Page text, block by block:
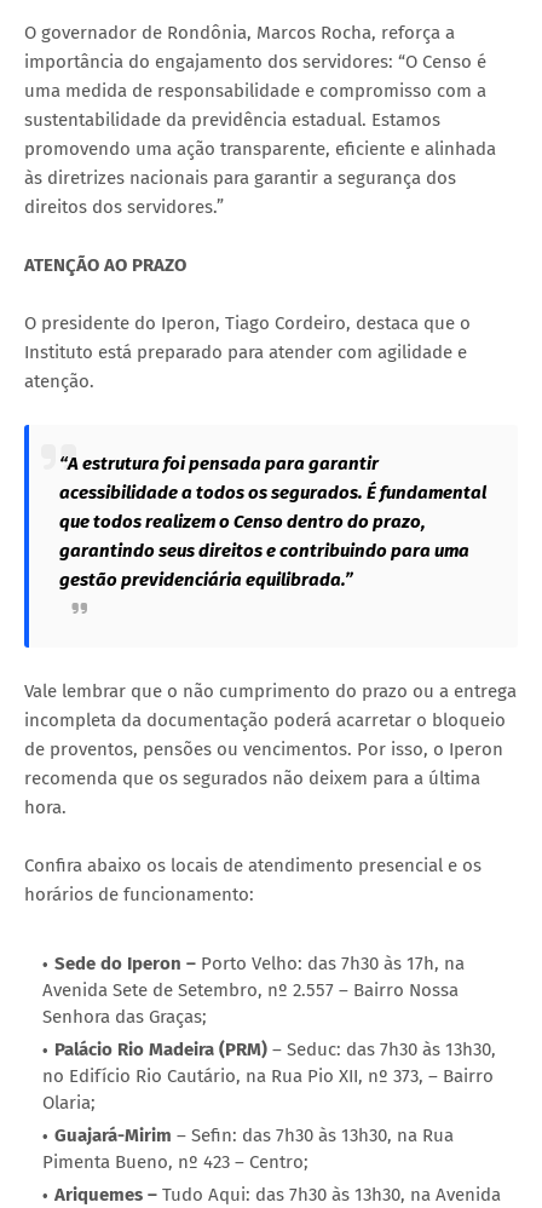
O governador de Rondônia, Marcos Rocha, reforça a
importância do engajamento dos servidores: “O Censo é
uma medida de responsabilidade e compromisso com a
sustentabilidade da previdência estadual. Estamos
promovendo uma ação transparente, eficiente e alinhada
às diretrizes nacionais para garantir a segurança dos
direitos dos servidores.”
ATENÇÃO AO PRAZO
O presidente do Iperon, Tiago Cordeiro, destaca que o
Instituto está preparado para atender com agilidade e
atenção.
“A estrutura foi pensada para garantir
acessibilidade a todos os segurados. É fundamental
que todos realizem o Censo dentro do prazo,
garantindo seus direitos e contribuindo para uma
gestão previdenciária equilibrada.”
Vale lembrar que o não cumprimento do prazo ou a entrega
incompleta da documentação poderá acarretar o bloqueio
de proventos, pensões ou vencimentos. Por isso, o Iperon
recomenda que os segurados não deixem para a última
hora.
Confira abaixo os locais de atendimento presencial e os
horários de funcionamento:
Sede do Iperon – Porto Velho: das 7h30 às 17h, na
Avenida Sete de Setembro, nº 2.557 – Bairro Nossa
Senhora das Graças;
Palácio Rio Madeira (PRM) – Seduc: das 7h30 às 13h30,
no Edifício Rio Cautário, na Rua Pio XII, nº 373, – Bairro
Olaria;
Guajará-Mirim – Sefin: das 7h30 às 13h30, na Rua
Pimenta Bueno, nº 423 – Centro;
Ariquemes – Tudo Aqui: das 7h30 às 13h30, na Avenida